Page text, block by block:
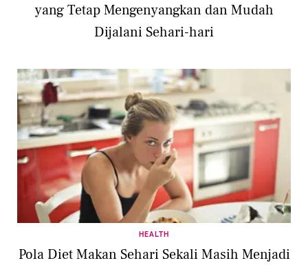
yang Tetap Mengenyangkan dan Mudah
Dijalani Sehari-hari
HEALTH
Pola Diet Makan Sehari Sekali Masih Menjadi